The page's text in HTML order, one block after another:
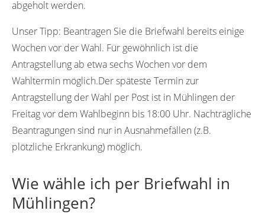
abgeholt werden.
Unser Tipp: Beantragen Sie die Briefwahl bereits einige
Wochen vor der Wahl. Für gewöhnlich ist die
Antragstellung ab etwa sechs Wochen vor dem
Wahltermin möglich.Der späteste Termin zur
Antragstellung der Wahl per Post ist in Mühlingen der
Freitag vor dem Wahlbeginn bis 18:00 Uhr. Nachträgliche
Beantragungen sind nur in Ausnahmefällen (z.B.
plötzliche Erkrankung) möglich.
Wie wähle ich per Briefwahl in
Mühlingen?